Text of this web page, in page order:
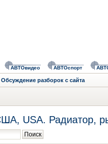
АВТОвидео АВТОспорт
Обсуждение разборок с сайта
USA. Радиатор,